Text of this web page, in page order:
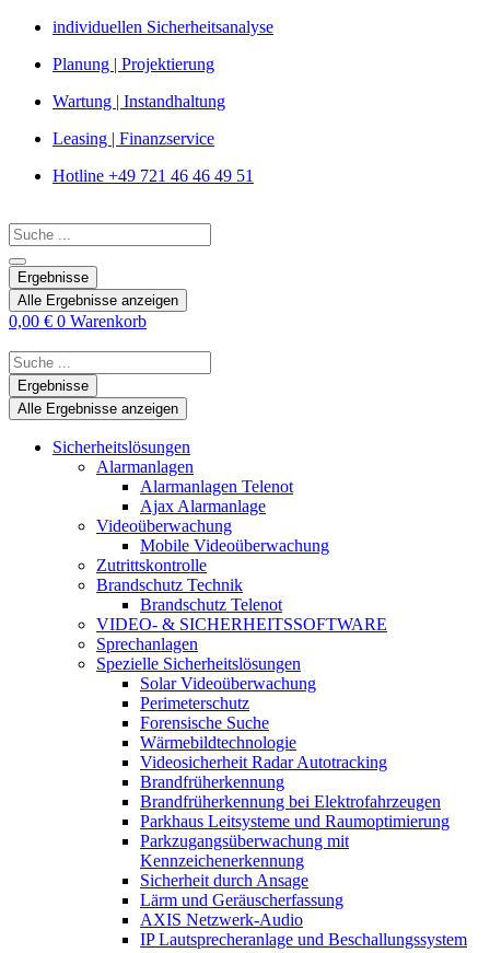
Zum
springen
individuellen Sicherheitsanalyse
Planung | Projektierung
Wartung | Instandhaltung
Leasing | Finanzservice
Hotline +49 721 46 46 49 51
Search
...
Ergebnisse
Alle Ergebnisse anzeigen
0,00 € 0 Warenkorb
Search
...Ergebnisse
Alle Ergebnisse anzeigen
Sicherheitslösungen
Alarmanlagen
Alarmanlagen Telenot
Ajax Alarmanlage
Videoüberwachung
Mobile Videoüberwachung
Zutrittskontrolle
Brandschutz Technik
Brandschutz Telenot
VIDEO- & SICHERHEITSSOFTWARE
Sprechanlagen
Spezielle Sicherheitslösungen
Solar Videoüberwachung
Perimeterschutz
Forensische Suche
Wärmebildtechnologie
Videosicherheit Radar Autotracking​
Brandfrüherkennung
Brandfrüherkennung bei Elektrofahrzeugen
Parkhaus Leitsysteme und Raumoptimierung
Parkzugangsüberwachung mit
Kennzeichenerkennung
Sicherheit durch Ansage
Lärm und Geräuscherfassung
AXIS Netzwerk-Audio
IP Lautsprecheranlage und Beschallungssystem